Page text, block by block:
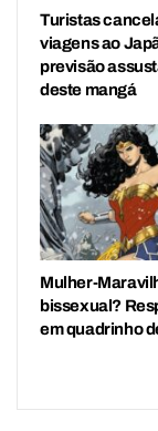
Turistas
viagens ao
previsão
deste mangá
Mulher-
bissexual?
em quadrinho